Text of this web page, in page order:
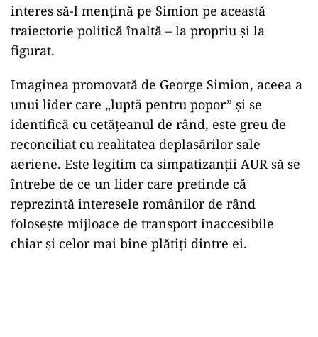
interes să-l mențină pe Simion pe această
traiectorie politică înaltă – la propriu și la
figurat.
Imaginea promovată de George Simion, aceea a
unui lider care „luptă pentru popor” și se
identifică cu cetățeanul de rând, este greu de
reconciliat cu realitatea deplasărilor sale
aeriene. Este legitim ca simpatizanții AUR să se
întrebe de ce un lider care pretinde că
reprezintă interesele românilor de rând
folosește mijloace de transport inaccesibile
chiar și celor mai bine plătiți dintre ei.